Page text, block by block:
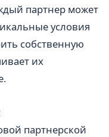
партнер может
условия
собственную
их
партнерской